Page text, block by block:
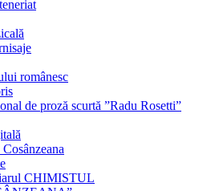
românesc
de proză scurtă ”Radu Rosetti”
CHIMISTUL